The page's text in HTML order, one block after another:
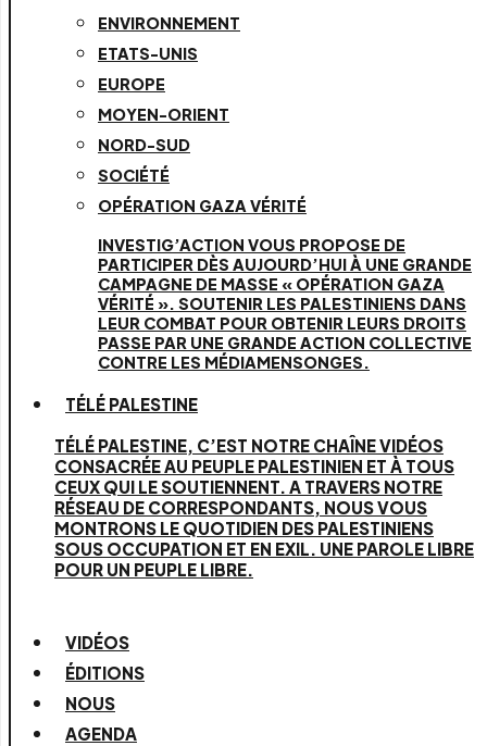
ENVIRONNEMENT
ETATS-UNIS
EUROPE
MOYEN-ORIENT
NORD-SUD
SOCIÉTÉ
OPÉRATION GAZA VÉRITÉ
INVESTIG’ACTION VOUS PROPOSE DE
PARTICIPER DÈS AUJOURD’HUI À UNE GRANDE
CAMPAGNE DE MASSE « OPÉRATION GAZA
VÉRITÉ ». SOUTENIR LES PALESTINIENS DANS
LEUR COMBAT POUR OBTENIR LEURS DROITS
PASSE PAR UNE GRANDE ACTION COLLECTIVE
CONTRE LES MÉDIAMENSONGES.
TÉLÉ PALESTINE
TÉLÉ PALESTINE, C’EST NOTRE CHAÎNE VIDÉOS
CONSACRÉE AU PEUPLE PALESTINIEN ET À TOUS
CEUX QUI LE SOUTIENNENT. A TRAVERS NOTRE
RÉSEAU DE CORRESPONDANTS, NOUS VOUS
MONTRONS LE QUOTIDIEN DES PALESTINIENS
SOUS OCCUPATION ET EN EXIL. UNE PAROLE LIBRE
POUR UN PEUPLE LIBRE.
VIDÉOS
ÉDITIONS
NOUS
AGENDA